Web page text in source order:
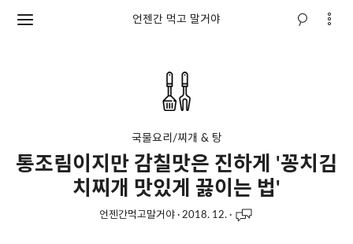
언젠간 먹고 말거야
국물요리/찌개 & 탕
통조림이지만 감칠맛은 진하게 '꽁치김
치찌개 맛있게 끓이는 법'
언젠간먹고말거야 · 2018. 12. ·